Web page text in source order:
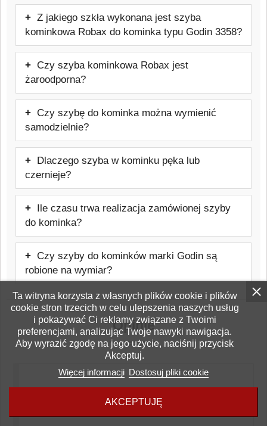
Ta witryna korzysta z własnych plików cookie i plików
cookie stron trzecich w celu ulepszenia naszych usług
i pokazywać Ci reklamy związane z Twoimi
preferencjami, analizując Twoje nawyki nawigacja.
Aby wyrazić zgodę na jego użycie, naciśnij przycisk
Akceptuj.
Więcej informacji Dostosuj pliki cookie
AKCEPTUJĘ
Produkt jest wykonywany na indywidualne
zamówienie, dlatego nie jest produktem
magazynowym dostępnym od ręki.
Z jakiego szkła wykonana jest szyba
kominkowa Robax do kominka typu Godin 3358?
Szyba wykonana jest ze szkła
ceramicznego Schott Robax, odpornego
na temperatury do około 800°C,
stosowanego w kominkach i piecach.
Czy szyba kominkowa Robax jest
żaroodporna?
Tak, jest to szkło żaroodporne
przeznaczone do kominków i pieców.
Wytrzymuje temperatury do około 800°C.
Czy szybę do kominka można wymienić
samodzielnie?
W wielu przypadkach wymiana jest
możliwa samodzielnie, jednak należy
zachować ostrożność i stosować się do
zaleceń producenta urządzenia. Warto też
rozważyć pomoc firmy zewnętrznej, która
weźmie odpowiedzialność za prawidłowy
montaż szyby.
Dlaczego szyba w kominku pęka lub
czernieje?
Najczęstszą przyczyną jest błędnie
wykonany montaż, nieprawidłowe
użytkowanie kominka, zła jakość opału
lub niewłaściwy ciąg kominowy.
Ile czasu trwa realizacja zamówionej szyby
do kominka?
Czas realizacji zamówienia wynosi od
kilku do kilkunastu dni roboczych.
Czy szyby do kominków marki Godin są
robione na wymiar?
Tak, szyby do pieców lub kominków marki
Godin są produkowane pod konkretny
model urządzenia.Opinie
Bądź pierwszym który napisze opinię!